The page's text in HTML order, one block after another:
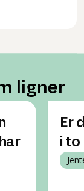
ligner
Er
i to